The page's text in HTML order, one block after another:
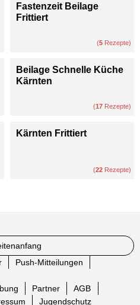
Fastenzeit Beilage
Frittiert
(5 Rezepte)
Beilage Schnelle Küche
Kärnten
(17 Rezepte)
Kärnten Frittiert
(22 Rezepte)
Push-Mitteilungen
Partner
AGB
Jugendschutz